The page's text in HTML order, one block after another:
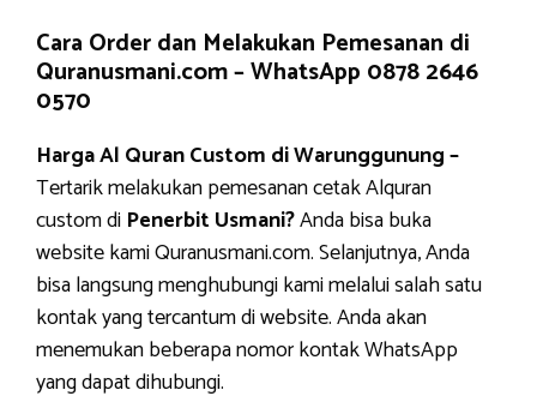
Cara Order dan Melakukan Pemesanan di
Quranusmani.com –WhatsApp 0878 2646
0570
Harga Al Quran Custom di Warunggunung –
Tertarik melakukan pemesanan cetak Alquran
custom di Penerbit Usmani?Anda bisa buka
website kami Quranusmani.com. Selanjutnya, Anda
bisa langsung menghubungi kami melalui salah satu
kontak yang tercantum di website. Anda akan
menemukan beberapa nomor kontak WhatsApp
yang dapat dihubungi.